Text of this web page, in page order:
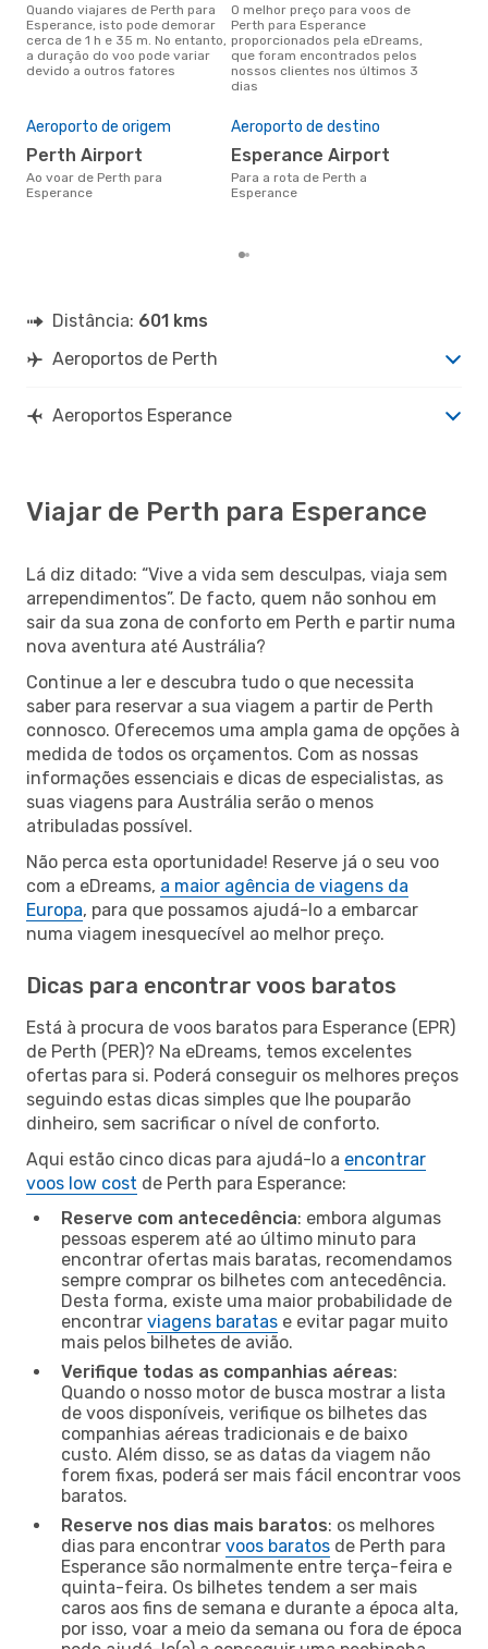
Quando viajares de Perth para
Esperance, isto pode demorar
cerca de 1 h e 35 m. No entanto,
a duração do voo pode variar
devido a outros fatores
O melhor preço para voos de
Perth para Esperance
proporcionados pela eDreams,
que foram encontrados pelos
nossos clientes nos últimos 3
dias
Aeroporto de origem
Perth Airport
Ao voar de Perth para
Esperance
Aeroporto de destino
Esperance Airport
Para a rota de Perth a
Esperance
Distância: 601 kms
Aeroportos de Perth
Aeroportos Esperance
Viajar de Perth para Esperance
Lá diz ditado: “Vive a vida sem desculpas, viaja sem
arrependimentos”. De facto, quem não sonhou em
sair da sua zona de conforto em Perth e partir numa
nova aventura até Austrália?
Continue a ler e descubra tudo o que necessita
saber para reservar a sua viagem a partir de Perth
connosco. Oferecemos uma ampla gama de opções à
medida de todos os orçamentos. Com as nossas
informações essenciais e dicas de especialistas, as
suas viagens para Austrália serão o menos
atribuladas possível.
Não perca esta oportunidade! Reserve já o seu voo
com a eDreams, a maior agência de viagens da
Europa, para que possamos ajudá-lo a embarcar
numa viagem inesquecível ao melhor preço.
Dicas para encontrar voos baratos
Está à procura de voos baratos para Esperance (EPR)
de Perth (PER)? Na eDreams, temos excelentes
ofertas para si. Poderá conseguir os melhores preços
seguindo estas dicas simples que lhe pouparão
dinheiro, sem sacrificar o nível de conforto.
Aqui estão cinco dicas para ajudá-lo a encontrar
voos low cost de Perth para Esperance:
Reserve com antecedência: embora algumas
pessoas esperem até ao último minuto para
encontrar ofertas mais baratas, recomendamos
sempre comprar os bilhetes com antecedência.
Desta forma, existe uma maior probabilidade de
encontrar viagens baratas e evitar pagar muito
mais pelos bilhetes de avião.
Verifique todas as companhias aéreas:
Quando o nosso motor de busca mostrar a lista
de voos disponíveis, verifique os bilhetes das
companhias aéreas tradicionais e de baixo
custo. Além disso, se as datas da viagem não
forem fixas, poderá ser mais fácil encontrar voos
baratos.
Reserve nos dias mais baratos: os melhores
dias para encontrar voos baratos de Perth para
Esperance são normalmente entre terça-feira e
quinta-feira. Os bilhetes tendem a ser mais
caros aos fins de semana e durante a época alta,
por isso, voar a meio da semana ou fora de época